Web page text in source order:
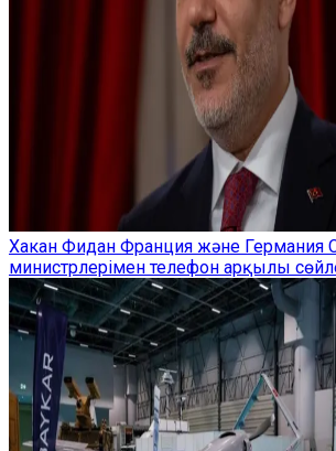
Хакан Фидан Франция және Германия
министрлерімен телефон арқылы